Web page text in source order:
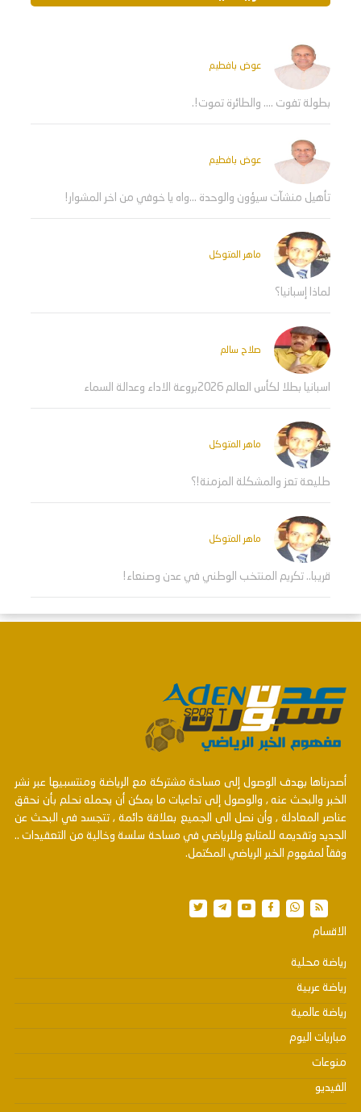
عوض بافطيم
بطولة تفوت .... والطائرة تموت!.
عوض بافطيم
تأهيل منشآت سيؤون والوحدة ...واه يا خوفي من اخر المشوار!
ماهر المتوكل
لماذا إسبانيا؟
صلاح سالم
اسبانيا بطلا لكأس العالم 2026بروعة الاداء وعدالة السماء
ماهر المتوكل
طليعة تعز والمشكلة المزمنة!؟
ماهر المتوكل
قريبا.. تكريم المنتخب الوطني في عدن وصنعاء!
أصدرناها بهدف الوصول إلى مساحة مشتركة مع الرياضة ومنتسبيها عبر نشر
الخبر والبحث عنه , والوصول إلى تداعيات ما يمكن أن يحمله نحلم بأن نحقق
عناصر المعادلة , وأن نصل الى الجميع بعلاقة دائمة , تتجسد في البحث عن
الجديد وتقديمه للمتابع وللرياضي في مساحة سلسة وخالية من التعقيدات ..
وفقاً لمفهوم الخبر الرياضي المكتمل.
الاقسام
رياضة محلية
رياضة عربية
رياضة عالمية
مباريات اليوم
منوعات
الفيديو